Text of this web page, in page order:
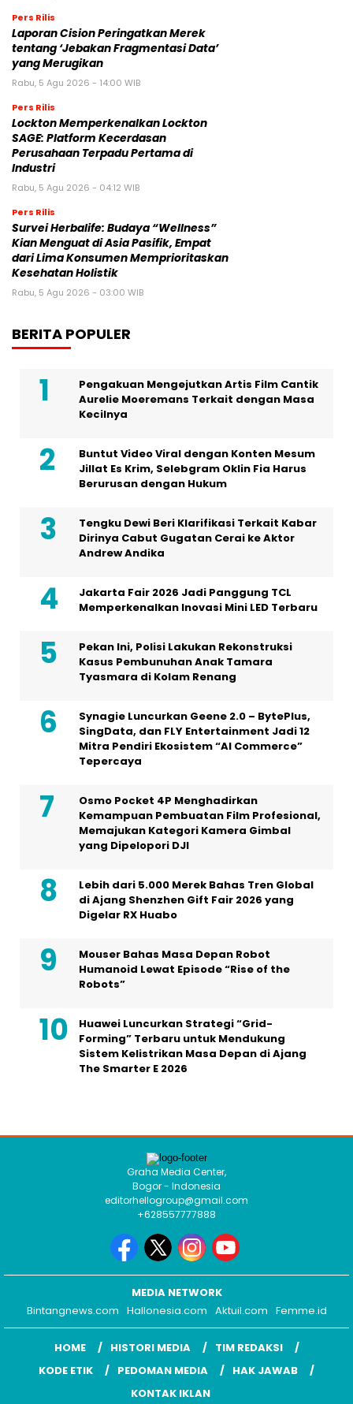
Pers Rilis
Laporan Cision Peringatkan Merek
tentang ‘Jebakan Fragmentasi Data’
yang Merugikan
Rabu, 5 Agu 2026 - 14:00 WIB
Pers Rilis
Lockton Memperkenalkan Lockton
SAGE: Platform Kecerdasan
Perusahaan Terpadu Pertama di
Industri
Rabu, 5 Agu 2026 - 04:12 WIB
Pers Rilis
Survei Herbalife: Budaya “Wellness”
Kian Menguat di Asia Pasifik, Empat
dari Lima Konsumen Memprioritaskan
Kesehatan Holistik
Rabu, 5 Agu 2026 - 03:00 WIB
BERITA POPULER
Pengakuan Mengejutkan Artis Film Cantik
Aurelie Moeremans Terkait dengan Masa
Kecilnya
Buntut Video Viral dengan Konten Mesum
Jillat Es Krim, Selebgram Oklin Fia Harus
Berurusan dengan Hukum
Tengku Dewi Beri Klarifikasi Terkait Kabar
Dirinya Cabut Gugatan Cerai ke Aktor
Andrew Andika
Jakarta Fair 2026 Jadi Panggung TCL
Memperkenalkan Inovasi Mini LED Terbaru
Pekan Ini, Polisi Lakukan Rekonstruksi
Kasus Pembunuhan Anak Tamara
Tyasmara di Kolam Renang
Synagie Luncurkan Geene 2.0 – BytePlus,
SingData, dan FLY Entertainment Jadi 12
Mitra Pendiri Ekosistem “AI Commerce”
Tepercaya
Osmo Pocket 4P Menghadirkan
Kemampuan Pembuatan Film Profesional,
Memajukan Kategori Kamera Gimbal
yang Dipelopori DJI
Lebih dari 5.000 Merek Bahas Tren Global
di Ajang Shenzhen Gift Fair 2026 yang
Digelar RX Huabo
Mouser Bahas Masa Depan Robot
Humanoid Lewat Episode “Rise of the
Robots”
Huawei Luncurkan Strategi “Grid-
Forming” Terbaru untuk Mendukung
Sistem Kelistrikan Masa Depan di Ajang
The Smarter E 2026
Graha Media Center,
Bogor - Indonesia
editorhellogroup@gmail.com
+628557777888
MEDIA NETWORK
Bintangnews.com Hallonesia.com Aktuil.com Femme.id
HOME HISTORI MEDIA
TIM REDAKSI
KODE ETIK
PEDOMAN MEDIA
HAK JAWAB
KONTAK IKLAN